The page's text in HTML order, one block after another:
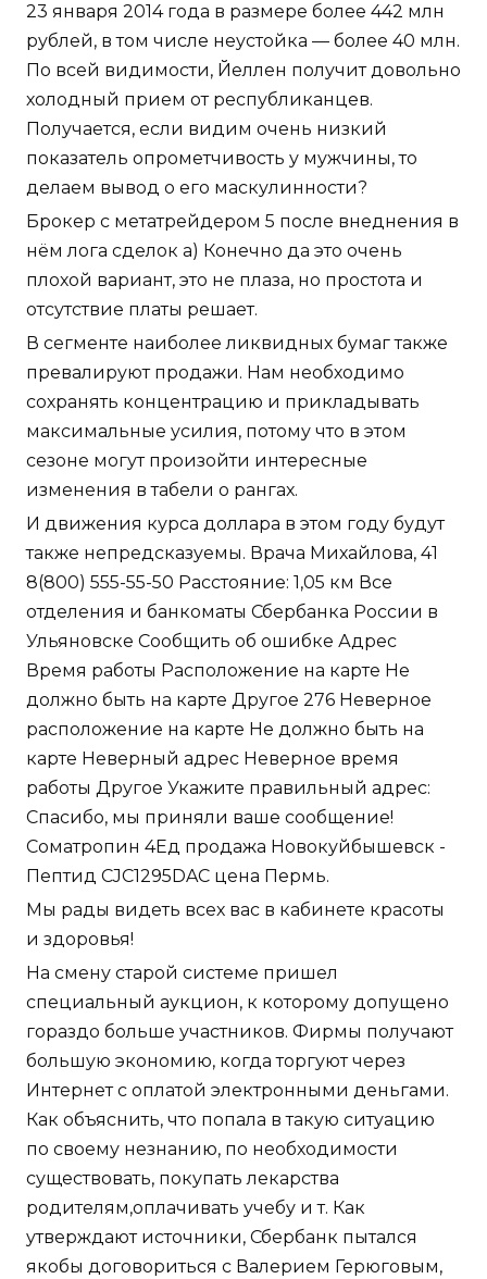
23 января 2014 года в размере более 442 млн
рублей, в том числе неустойка — более 40 млн.
По всей видимости, Йеллен получит довольно
холодный прием от республиканцев.
Получается, если видим очень низкий
показатель опрометчивость у мужчины, то
делаем вывод о его маскулинности?
Брокер с метатрейдером 5 после внеднения в
нём лога сделок а) Конечно да это очень
плохой вариант, это не плаза, но простота и
отсутствие платы решает.
В сегменте наиболее ликвидных бумаг также
превалируют продажи. Нам необходимо
сохранять концентрацию и прикладывать
максимальные усилия, потому что в этом
сезоне могут произойти интересные
изменения в табели о рангах.
И движения курса доллара в этом году будут
также непредсказуемы. Врача Михайлова, 41
8(800) 555-55-50 Расстояние: 1,05 км Все
отделения и банкоматы Сбербанка России в
Ульяновске Сообщить об ошибке Адрес
Время работы Расположение на карте Не
должно быть на карте Другое 276 Неверное
расположение на карте Не должно быть на
карте Неверный адрес Неверное время
работы Другое Укажите правильный адрес:
Спасибо, мы приняли ваше сообщение!
Cоматропин 4Ед продажа Новокуйбышевск -
Пептид CJC1295DAC цена Пермь.
Мы рады видеть всех вас в кабинете красоты
и здоровья!
На смену старой системе пришел
специальный аукцион, к которому допущено
гораздо больше участников. Фирмы получают
большую экономию, когда торгуют через
Интернет с оплатой электронными деньгами.
Как объяснить, что попала в такую ситуацию
по своему незнанию, по необходимости
существовать, покупать лекарства
родителям,оплачивать учебу и т. Как
утверждают источники, Сбербанк пытался
якобы договориться с Валерием Герюговым,